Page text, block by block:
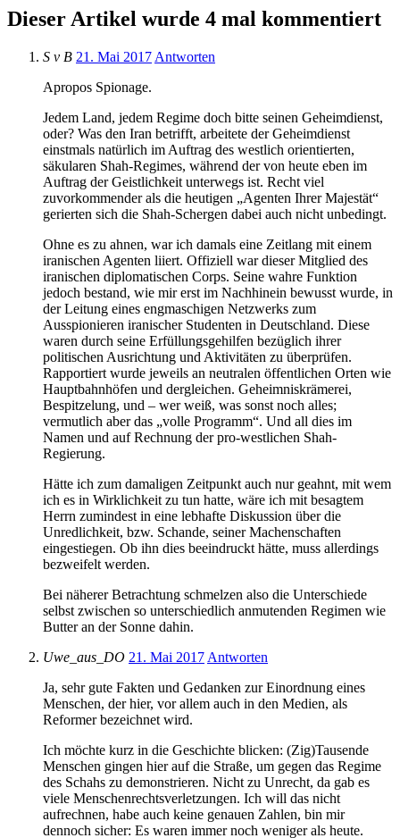
Dieser Artikel wurde 4 mal kommentiert
S v B 21. Mai 2017 Antworten
Apropos Spionage.
Jedem Land, jedem Regime doch bitte seinen Geheimdienst,
oder? Was den Iran betrifft, arbeitete der Geheimdienst
einstmals natürlich im Auftrag des westlich orientierten,
säkularen Shah-Regimes, während der von heute eben im
Auftrag der Geistlichkeit unterwegs ist. Recht viel
zuvorkommender als die heutigen „Agenten Ihrer Majestät“
gerierten sich die Shah-Schergen dabei auch nicht unbedingt.
Ohne es zu ahnen, war ich damals eine Zeitlang mit einem
iranischen Agenten liiert. Offiziell war dieser Mitglied des
iranischen diplomatischen Corps. Seine wahre Funktion
jedoch bestand, wie mir erst im Nachhinein bewusst wurde, in
der Leitung eines engmaschigen Netzwerks zum
Ausspionieren iranischer Studenten in Deutschland. Diese
waren durch seine Erfüllungsgehilfen bezüglich ihrer
politischen Ausrichtung und Aktivitäten zu überprüfen.
Rapportiert wurde jeweils an neutralen öffentlichen Orten wie
Hauptbahnhöfen und dergleichen. Geheimniskrämerei,
Bespitzelung, und – wer weiß, was sonst noch alles;
vermutlich aber das „volle Programm“. Und all dies im
Namen und auf Rechnung der pro-westlichen Shah-
Regierung.
Hätte ich zum damaligen Zeitpunkt auch nur geahnt, mit wem
ich es in Wirklichkeit zu tun hatte, wäre ich mit besagtem
Herrn zumindest in eine lebhafte Diskussion über die
Unredlichkeit, bzw. Schande, seiner Machenschaften
eingestiegen. Ob ihn dies beeindruckt hätte, muss allerdings
bezweifelt werden.
Bei näherer Betrachtung schmelzen also die Unterschiede
selbst zwischen so unterschiedlich anmutenden Regimen wie
Butter an der Sonne dahin.
Uwe_aus_DO 21. Mai 2017 Antworten
Ja, sehr gute Fakten und Gedanken zur Einordnung eines
Menschen, der hier, vor allem auch in den Medien, als
Reformer bezeichnet wird.
Ich möchte kurz in die Geschichte blicken: (Zig)Tausende
Menschen gingen hier auf die Straße, um gegen das Regime
des Schahs zu demonstrieren. Nicht zu Unrecht, da gab es
viele Menschenrechtsverletzungen. Ich will das nicht
aufrechnen, habe auch keine genauen Zahlen, bin mir
dennoch sicher: Es waren immer noch weniger als heute.